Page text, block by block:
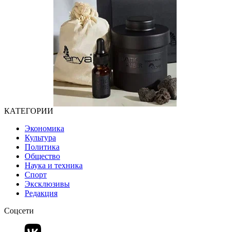
КАТЕГОРИИ
Экономика
Культура
Политика
Общество
Наука и техника
Спорт
Эксклюзивы
Редакция
Соцсети